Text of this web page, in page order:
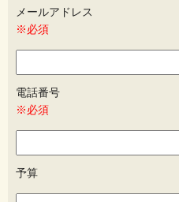
メールアドレス
※必須
電話番号
※必須
予算